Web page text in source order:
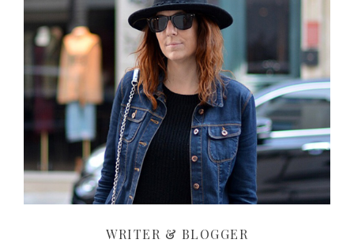
WRITER & BLOGGER